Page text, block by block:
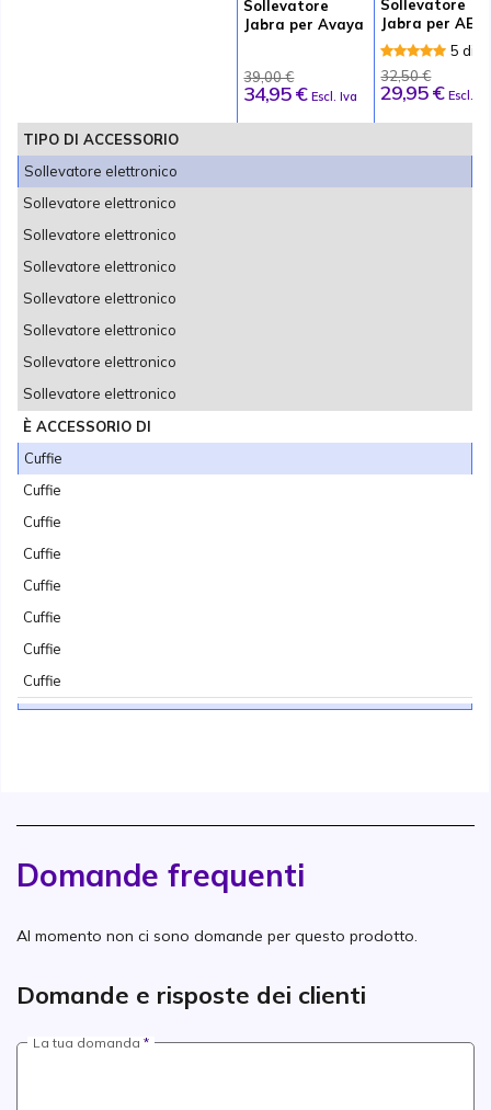
Sollevatore
Jabra per Avaya
39,00 €
34,95 € Escl. Iva
Sollevatore
Jabra per AEI
Tenovis
5 di 1
32,50 €
29,95 € Escl.
TIPO DI ACCESSORIO
Sollevatore elettronico
Sollevatore elettronico
Sollevatore elettronico
Sollevatore elettronico
Sollevatore elettronico
Sollevatore elettronico
Sollevatore elettronico
Sollevatore elettronico
È ACCESSORIO DI
Cuffie
Cuffie
Cuffie
Cuffie
Cuffie
Cuffie
Cuffie
Cuffie
Domande frequenti
Al momento non ci sono domande per questo prodotto.
Domande e risposte dei clienti
La tua domanda